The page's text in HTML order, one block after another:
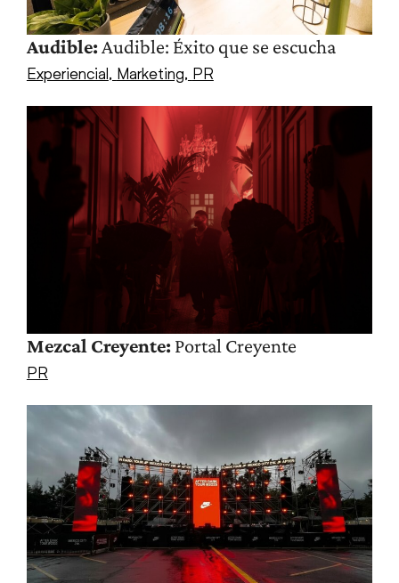
Audible:Audible: Éxito que se escucha
Experiencial, Marketing, PR
Mezcal Creyente:Portal Creyente
PR